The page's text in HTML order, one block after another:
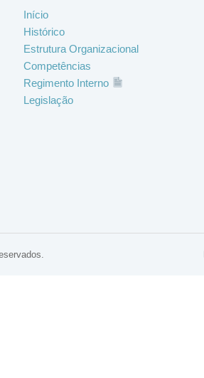
Início
Histórico
Estrutura Organizacional
Competências
Regimento Interno
Legislação